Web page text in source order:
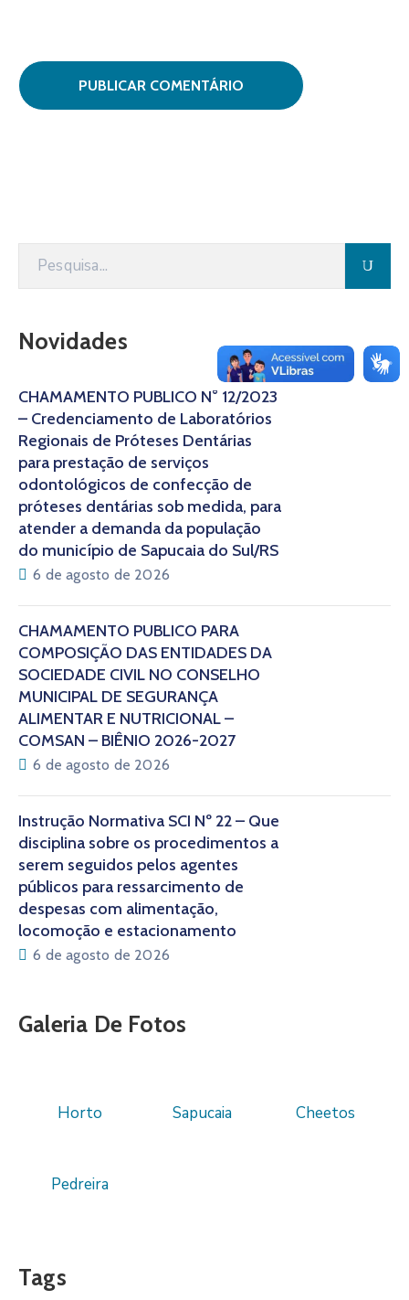
Novidades
CHAMAMENTO PÚBLICO N° 12/2023
– Credenciamento de Laboratórios
Regionais de Próteses Dentárias
para prestação de serviços
odontológicos de confecção de
próteses dentárias sob medida, para
atender a demanda da população
do município de Sapucaia do Sul/RS
6 de agosto de 2026
CHAMAMENTO PÚBLICO PARA
COMPOSIÇÃO DAS ENTIDADES DA
SOCIEDADE CIVIL NO CONSELHO
MUNICIPAL DE SEGURANÇA
ALIMENTAR E NUTRICIONAL –
COMSAN – BIÊNIO 2026-2027
6 de agosto de 2026
Instrução Normativa SCI Nº 22 – Que
disciplina sobre os procedimentos a
serem seguidos pelos agentes
públicos para ressarcimento de
despesas com alimentação,
locomoção e estacionamento
6 de agosto de 2026
Galeria De Fotos
Horto Sapucaia Cheetos
Pedreira
Tags